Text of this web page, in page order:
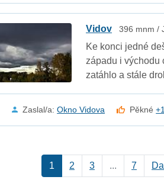
Vidov 396 mnm /
Ke konci jedné
západu i východu
zatáhlo a stále
Zaslal/a:Okno Vidova Pěkné
1 2 3 ... 7